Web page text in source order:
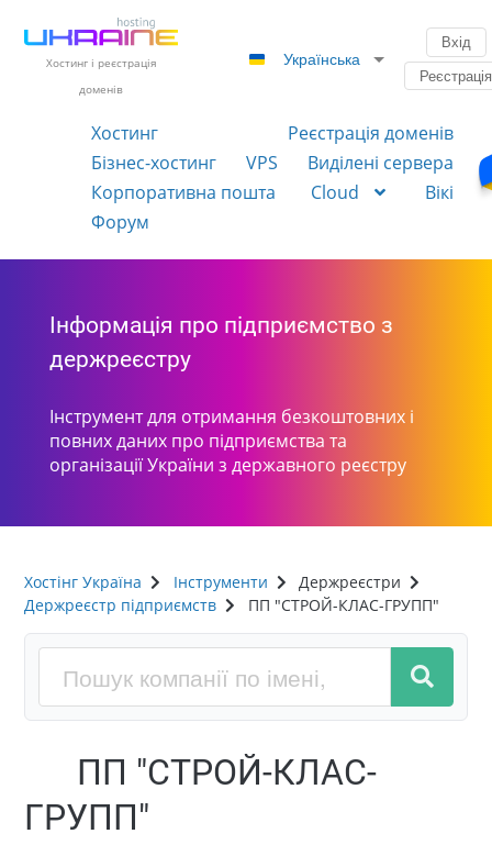
Хостинг і реєстрація
доменів
Українська
Вхід
Реєстрація
Хостинг
Реєстрація доменів
Бізнес-хостинг
VPS
Виділені сервера
Корпоративна пошта
Cloud
Вікі
Форум
Інформація про підприємство з
держреєстру
Інструмент для отримання безкоштовних і
повних даних про підприємства та
організації України з державного реєстру
Хостінг Україна Інструменти
Держреєстри
Держреєстр підприємств
ПП "СТРОЙ-КЛАС-ГРУПП"
ПП "СТРОЙ-КЛАС-
ГРУПП"